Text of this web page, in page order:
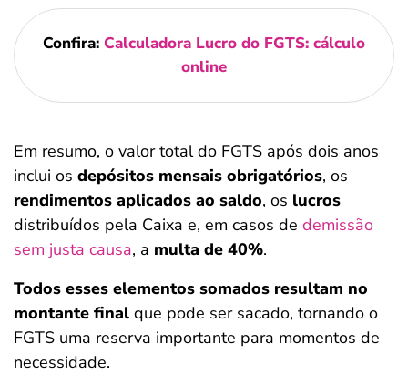
Confira: Calculadora Lucro do FGTS: cálculo
online
Em resumo, o valor total do FGTS após dois anos
inclui os depósitos mensais obrigatórios, os
rendimentos aplicados ao saldo, os lucros
distribuídos pela Caixa e, em casos de demissão
sem justa causa, a multa de 40%.
Todos esses elementos somados resultam no
montante final que pode ser sacado, tornando o
FGTS uma reserva importante para momentos de
necessidade.